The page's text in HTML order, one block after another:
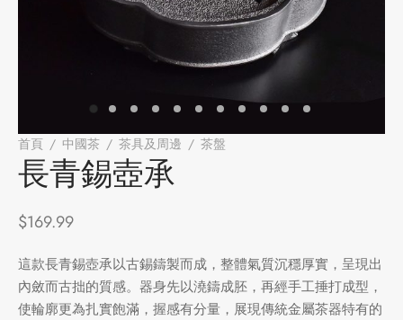
首頁 / 中國茶 / 茶具及周邊 / 茶盤
長青錫壺承
$169.99
這款長青錫壺承以古錫鑄製而成，整體氣質沉穩厚實，呈現出
內斂而古拙的質感。器身先以澆鑄成胚，再經手工捶打成型，
使輪廓更為扎實飽滿，握感有分量，展現傳統金屬茶器特有的
國茶
品
分類
分類
儲